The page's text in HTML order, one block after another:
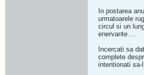
In postarea
urmatoarele
circul si un
enervante....
Incercati sa
complete
intentionati sa-